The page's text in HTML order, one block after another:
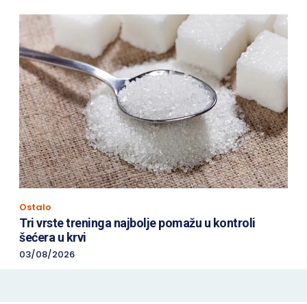
Ostalo
Tri vrste treninga najbolje pomažu u kontroli
šećera u krvi
03/08/2026